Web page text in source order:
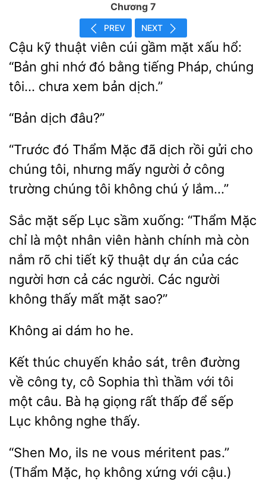
Chương 7
PREV NEXT
kỹ thuật
cúi gầm mặt xấu hổ:
“Bản ghi nhớ đó bằng tiếng Pháp,
tôi… chưa xem bản dịch.”
“Trước đó Thẩm Mặc đã dịch rồi gửi cho
chúng tôi, nhưng
người ở công
chúng tôi không chú ý
mặt sếp Lục sầm xuống:
Mặc
chỉ là một nhân viên hành chính mà còn
nắm rõ chi tiết kỹ thuật dự án của các
người hơn cả các người. Các người
không thấy
mặt sao?”
Không ho
Kết
chuyến khảo sát, trên đường
về công ty, cô Sophia
thầm
tôi
một câu. Bà hạ giọng rất thấp để sếp
Lục không nghe thấy.
Mo,
ne vous méritent pas.”
(Thẩm Mặc, họ không
với cậu.)